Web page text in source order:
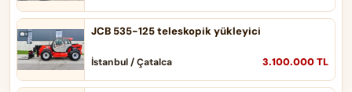
JCB 535-125 teleskopik yükleyici
3.100.000 TL
İstanbul / Çatalca